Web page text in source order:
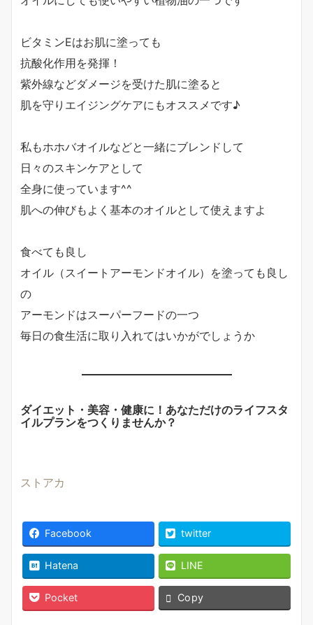
ビタミンEはお肌に塗っても
抗酸化作用を発揮！
紫外線などダメージを受けた肌に塗ると
肌を守りエイジングケアにもオススメです♪
私もホホバオイルなどと一緒にブレンドして
日々のスキンケアとして
全身に使っています^^
肌への伸びもよく基本のオイルとして使えますよ
食べても良し
オイル（スイートアーモンドオイル）を塗っても良し
の
アーモンドはスーパーフードの一つ
毎日の食生活に取り入れてはいかがでしょうか
ダイエット・美容・健康に！あなただけのライフスタ
イルプランをつくりませんか？
ストアカ
Facebook twitter
Hatena LINE
Pocket Copy